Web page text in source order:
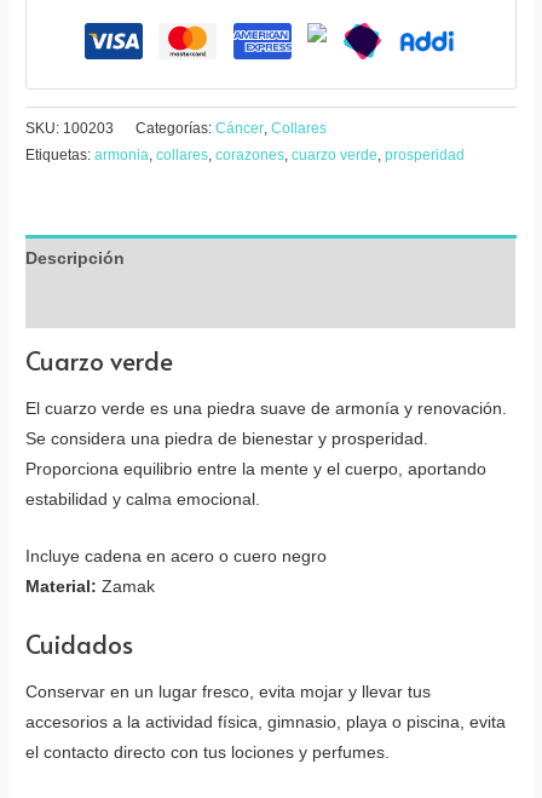
cantidad
SKU: 100203 Categorías:Cáncer,Collares
Etiquetas:armonia,collares,corazones,cuarzo verde,prosperidad
Descripción
Cuarzo verde
El cuarzo verde es una piedra suave de armonía y renovación.
Se considera una piedra de bienestar y prosperidad.
Proporciona equilibrio entre la mente y el cuerpo, aportando
estabilidad y calma emocional.
Incluye cadena en acero o cuero negro
Material:Zamak
Cuidados
Conservar en un lugar fresco, evita mojar y llevar tus
accesorios a la actividad física, gimnasio, playa o piscina, evita
el contacto directo con tus lociones y perfumes.